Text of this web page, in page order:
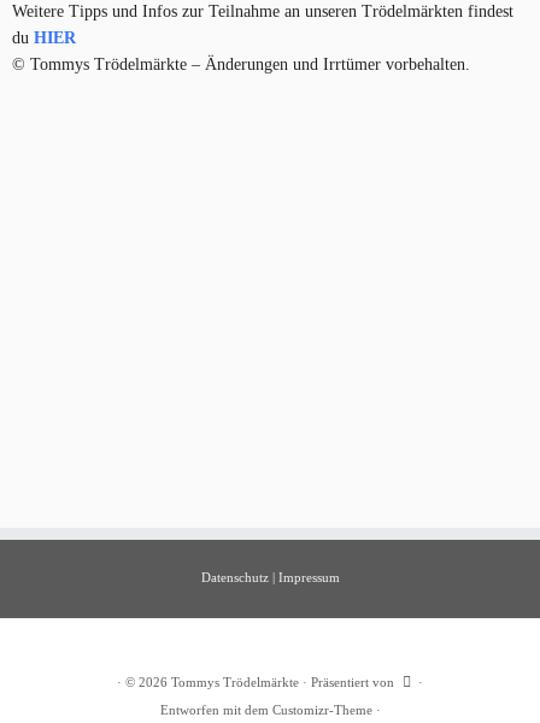
Weitere Tipps und Infos zur Teilnahme an unseren Trödelmärkten findest
du HIER
© Tommys Trödelmärkte – Änderungen und Irrtümer vorbehalten.
Datenschutz| Impressum
· © 2026 Tommys Trödelmärkte · Präsentiert von
·
Entworfen mit dem Customizr-Theme·